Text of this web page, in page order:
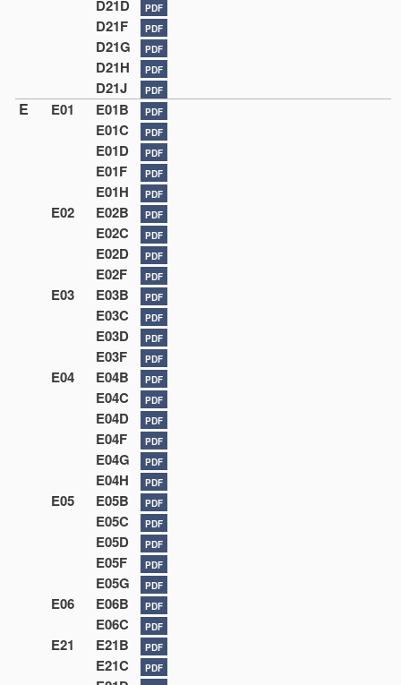
D21D PDF
D21F PDF
D21G PDF
D21H PDF
D21J PDF
E E01 E01B PDF
E01C PDF
E01D PDF
E01F PDF
E01H PDF
E02 E02B PDF
E02C PDF
E02D PDF
E02F PDF
E03 E03B PDF
E03C PDF
E03D PDF
E03F PDF
E04 E04B PDF
E04C PDF
E04D PDF
E04F PDF
E04G PDF
E04H PDF
E05 E05B PDF
E05C PDF
E05D PDF
E05F PDF
E05G PDF
E06 E06B PDF
E06C PDF
E21 E21B PDF
E21C PDF